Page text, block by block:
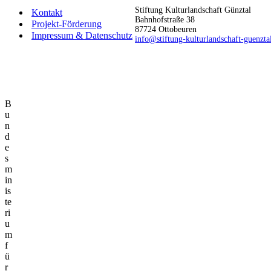
Kontakt
Projekt-Förderung
Impressum & Datenschutz
Stiftung Kulturlandschaft Günztal
Bahnhofstraße 38
87724 Ottobeuren
info@stiftung-kulturlandschaft-
B
u
n
d
e
s
m
in
is
te
ri
u
m
f
ü
r